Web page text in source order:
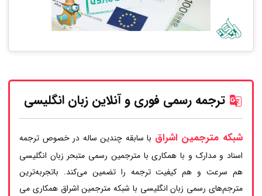
ترجمه رسمی فوری و آنلاین زبان انگلیسی
شبکه مترجمین اشراق با سابقه چندین ساله در خصوص ترجمه
اسناد و مدارک و با همکاری با مترجمین رسمی متبحر زبان انگلیسی
هم سرعت و هم کیفیت ترجمه را تضمین می‌کند. باتجربه‌ترین
مترجم‌های رسمی زبان انگلیسی با شبکه مترجمین اشراق همکاری می